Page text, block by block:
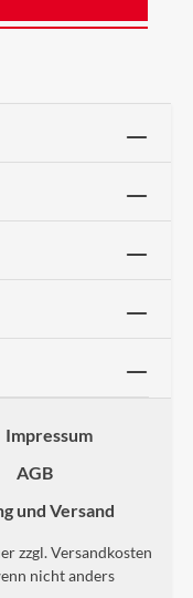
Impressum
AGB
und Versand
zzgl.Versandkosten
nicht anders